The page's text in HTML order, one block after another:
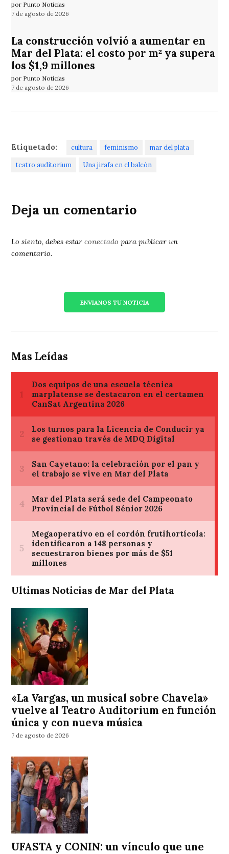
por Punto Noticias
7 de agosto de 2026
La construcción volvió a aumentar en
Mar del Plata: el costo por m² ya supera
los $1,9 millones
por Punto Noticias
7 de agosto de 2026
Etiquetado: cultura feminismo mar del plata
teatro auditorium Una jirafa en el balcón
Deja un comentario
Lo siento, debes estarconectado para publicar un
comentario.
ENVIANOS TU NOTICIA
Mas Leídas
Ultimas Noticias de Mar del Plata
«La Vargas, un musical sobre Chavela»
vuelve al Teatro Auditorium en función
única y con nueva música
7 de agosto de 2026
UFASTA y CONIN: un vínculo que une